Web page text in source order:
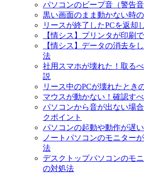
パソコンのビープ音（警告
黒い画面のまま動かない時
リースが終了したPCを返却
【情シス】プリンタが印刷
【情シス】データの消去を
法
社用スマホが壊れた！取る
説
リース中のPCが壊れたとき
マウスが動かない！確認す
パソコンから音が出ない場
クポイント
パソコンの起動や動作が遅
ノートパソコンのモニター
法
デスクトップパソコンのモ
の対処法